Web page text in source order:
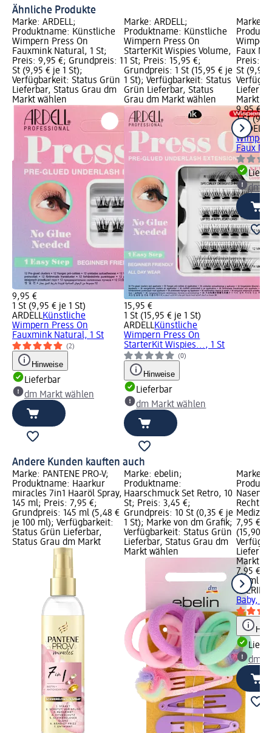
Ähnliche Produkte
Marke: ARDELL;
Produktname: Künstliche
Wimpern Press On
Fauxmink Natural, 1 St;
Preis: 9,95 €; Grundpreis: 1
St (9,95 € je 1 St);
Verfügbarkeit: Status Grün
Lieferbar, Status Grau dm
Markt wählen
9,95 €
1 St (9,95 € je 1 St)
ARDELLKünstliche
Wimpern Press On
Fauxmink Natural, 1 St
(2)
Hinweise
Lieferbar
dm Markt wählen
Marke: ARDELL;
Produktname: Künstliche
Wimpern Press On
StarterKit Wispies Volume,
1 St; Preis: 15,95 €;
Grundpreis: 1 St (15,95 € je
1 St); Verfügbarkeit: Status
Grün Lieferbar, Status
Grau dm Markt wählen
15,95 €
1 St (15,95 € je 1 St)
ARDELLKünstliche
Wimpern Press On
StarterKit Wispies..., 1 St
(0)
Hinweise
Lieferbar
dm Markt wählen
Marke:
Faux
Preis:
St (9,95
Markt
9,95 €
1 St
ARDELL
Faux
dm
Andere Kunden kauften auch
Marke: PANTENE PRO-V;
Produktname: Haarkur
miracles 7in1 Haaröl Spray,
145 ml; Preis: 7,95 €;
Grundpreis: 145 ml (5,48 €
je 100 ml); Verfügbarkeit:
Status Grün Lieferbar,
Status Grau dm Markt
Marke: ebelin;
Produktname:
Haarschmuck Set Retro, 10
St; Preis: 3,45 €;
Grundpreis: 10 St (0,35 € je
1 St); Marke von dm Grafik;
Verfügbarkeit: Status Grün
Lieferbar, Status Grau dm
Markt wählen
Marke:
7,95 €;
(15,90 €
Markt
7,95 €
50 ml
Baby,
dm